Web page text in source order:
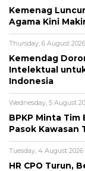
Kemenag
Agama Kini
Thursday, 6 August
Kemendag
Intelektual
Indonesia
Wednesday, 5 August
BPKP Minta
Pasok Kawasan
Tuesday, 4 August 2026
HR CPO Turun,